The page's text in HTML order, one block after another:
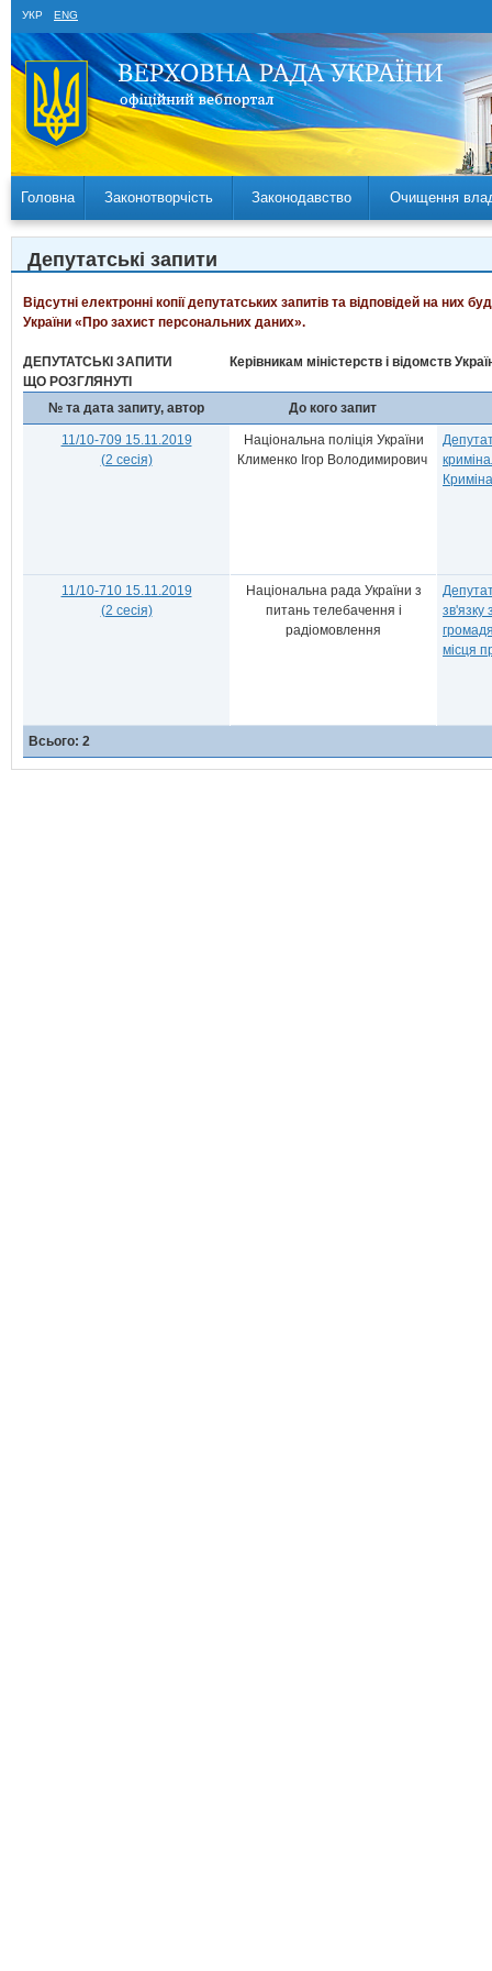
УКР ENG
Головна Законотворчість Законодавство Очищення
Депутатські запити
Відсутні електронні копії депутатських запитів та відповідей на
України «Про захист персональних даних».
ДЕПУТАТСЬКІ ЗАПИТИ
ЩО РОЗГЛЯНУТІ
Керівникам міністерств і відомств
№ та дата запиту, автор До кого запит
11/10-709 15.11.2019
(2 сесія)
Національна поліція України
Клименко Ігор Володимирович
11/10-710 15.11.2019
(2 сесія)
Національна рада України з
питань телебачення і
радіомовлення
місця
Всього: 2